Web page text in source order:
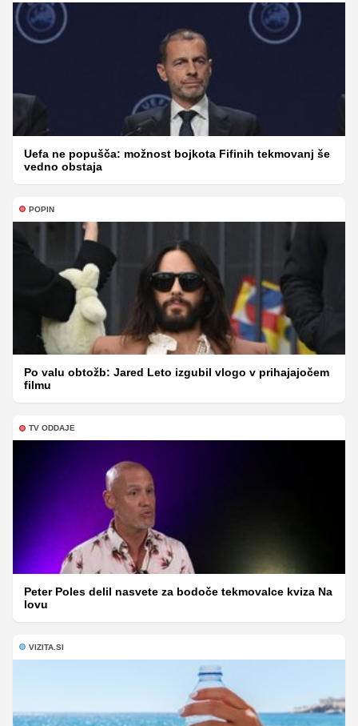
Uefa ne popušča: možnost bojkota Fifinih tekmovanj še
vedno obstaja
POPIN
Po valu obtožb: Jared Leto izgubil vlogo v prihajajočem
filmu
TV ODDAJE
Peter Poles delil nasvete za bodoče tekmovalce kviza Na
lovu
VIZITA.SI